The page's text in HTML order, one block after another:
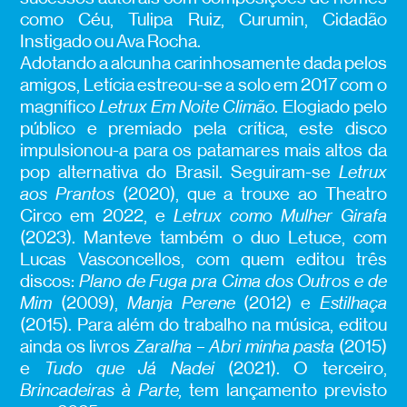
como Céu, Tulipa Ruiz, Curumin, Cidadão
Instigado ou Ava Rocha.
Adotando a alcunha carinhosamente dada pelos
amigos, Letícia estreou-se a solo em 2017 com o
magníficoLetrux Em Noite Climão. Elogiado pelo
público e premiado pela crítica, este disco
impulsionou-a para os patamares mais altos da
pop alternativa do Brasil. Seguiram-se Letrux
aos Prantos (2020), que a trouxe ao Theatro
Circo em 2022, e Letrux como Mulher Girafa
(2023). Manteve também o duo Letuce, com
Lucas Vasconcellos, com quem editou três
discos:Plano de Fuga pra Cima dos Outros e de
Mim (2009), Manja Perene(2012) e Estilhaça
(2015). Para além do trabalho na música, editou
ainda os livrosZaralha – Abri minha pasta (2015)
e Tudo que Já Nadei(2021). O terceiro,
Brincadeiras à Parte,tem lançamento previsto